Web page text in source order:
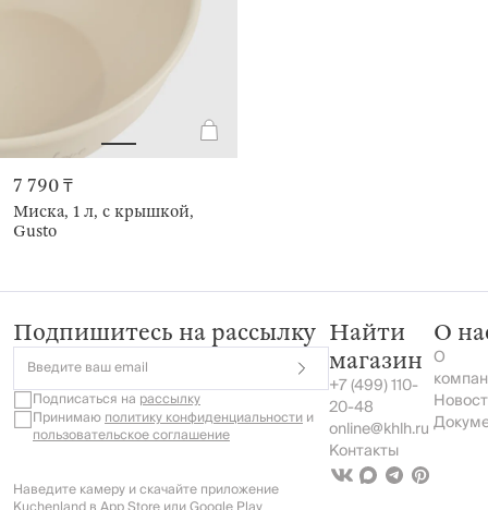
7 790 ₸
Миска, 1 л, с крышкой,
Gusto
Подпишитесь на рассылку
Введите ваш email
Подписаться на рассылку
Принимаюполитику конфиденциальностии
пользовательское соглашение
Наведите камеру и скачайте приложение
Найти
магазин
+7 (499) 110-
20-48
online@khlh.ru
Контакты
О
О